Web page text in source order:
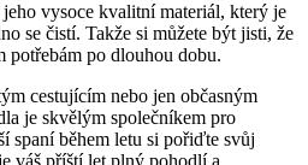
vysoce kvalitní ‌materiál, který je
se čistí. Takže si můžete být jisti, že
potřebám po dlouhou dobu.
cestujícím nebo jen⁢ občasným
‌je​ skvělým ​společníkem pro
spaní během letu si pořiďte⁢ svůj⁣